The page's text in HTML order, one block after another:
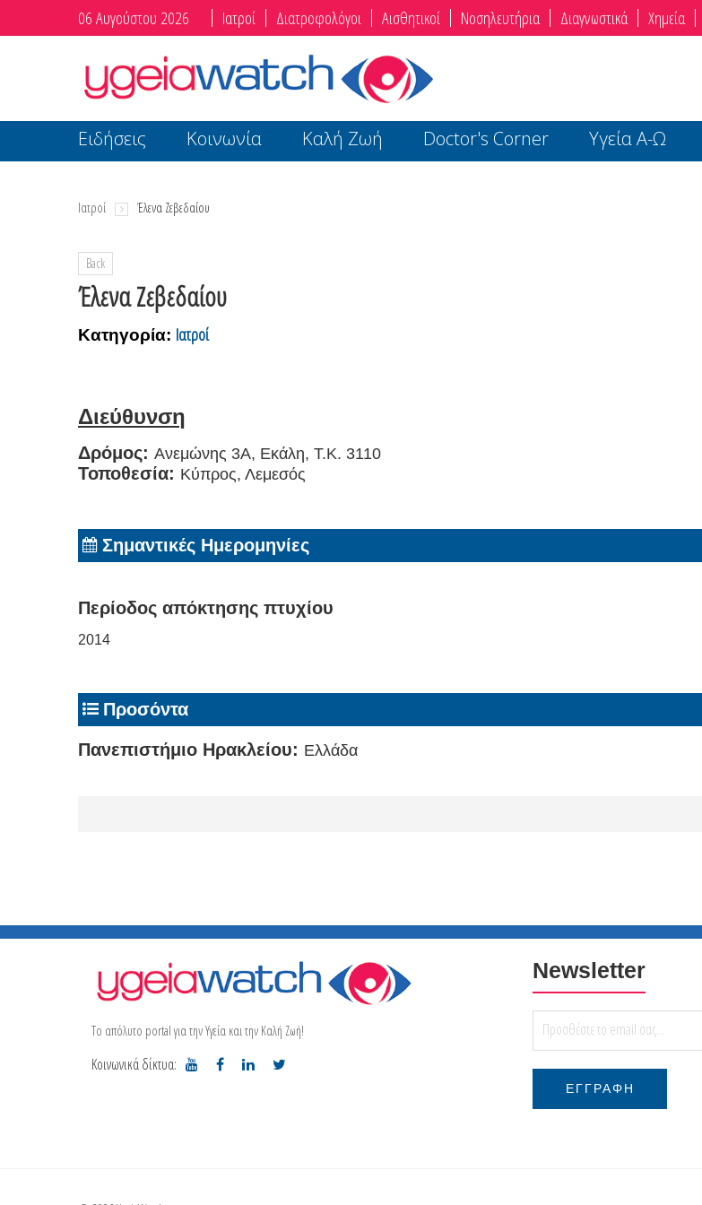
06 Αυγούστου 2026 Ιατροί Διατροφολόγοι Αισθητικοί Νοσηλευτήρια Διαγνωστικά Χημεία
Ειδήσεις Κοινωνία Καλή Ζωή Doctor's Corner Υγεία Α-Ω
Ιατροί Έλενα Ζεβεδαίου
Back
Έλενα Ζεβεδαίου
Κατηγορία: Ιατροί
Διεύθυνση
Δρόμος: Ανεμώνης 3Α, Εκάλη, T.K. 3110
Τοποθεσία: Κύπρος, Λεμεσός
Σημαντικές Ημερομηνίες
Περίοδος απόκτησης πτυχίου
2014
Προσόντα
Πανεπιστήμιο Ηρακλείου: Ελλάδα
Το απόλυτο portal για την Υγεία και την Καλή Ζωή!
Κοινωνικά δίκτυα:
Newsletter